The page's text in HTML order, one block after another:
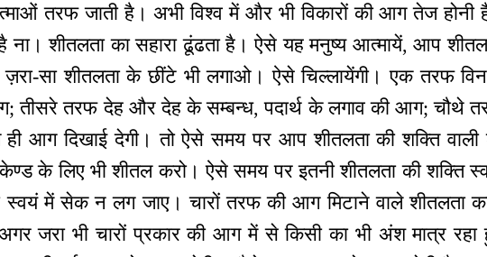
तरफ जाती है। अभी विश्व में और भी विकारों की आग तेज
है ना। शीतलता का सहारा ढूंढता है। ऐसे यह मनुष्य आत्मायें, आप
सा शीतलता के छींटे भी लगाओ। ऐसे चिल्लायेंगी। एक तरफ
तीसरे तरफ देह और देह के सम्बन्ध, पदार्थ के लगाव की आग; चौथे
आग दिखाई देगी। तो ऐसे समय पर आप शीतलता की शक्ति
के लिए भी शीतल करो। ऐसे समय पर इतनी शीतलता की शक्ति
में सेक न लग जाए। चारों तरफ की आग मिटाने वाले शीतलता
जरा भी चारों प्रकार की आग में से किसी का भी अंश मात्र रहा